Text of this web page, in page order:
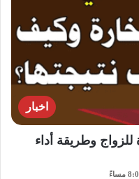
اخبار
للزواج وطريقة أداء